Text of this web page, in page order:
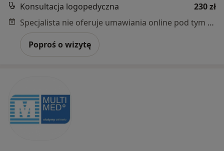
Konsultacja logopedyczna
230 zł
Specjalista nie oferuje umawiania online pod tym adresem.
Poproś o wizytę